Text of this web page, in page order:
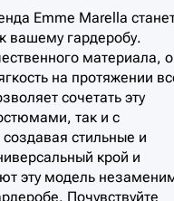
Emme Marella
вашему гардеробу.
материала,
на протяжении
сочетать эту
так и с
стильные и
крой и
эту модель
Почувствуйте